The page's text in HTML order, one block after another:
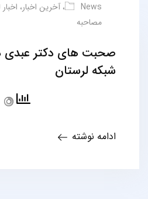
News
،آخرین اخبار،
مصاحبه
صحبت های دکتر عبدی
شبکه لرستان
ادامه نوشته